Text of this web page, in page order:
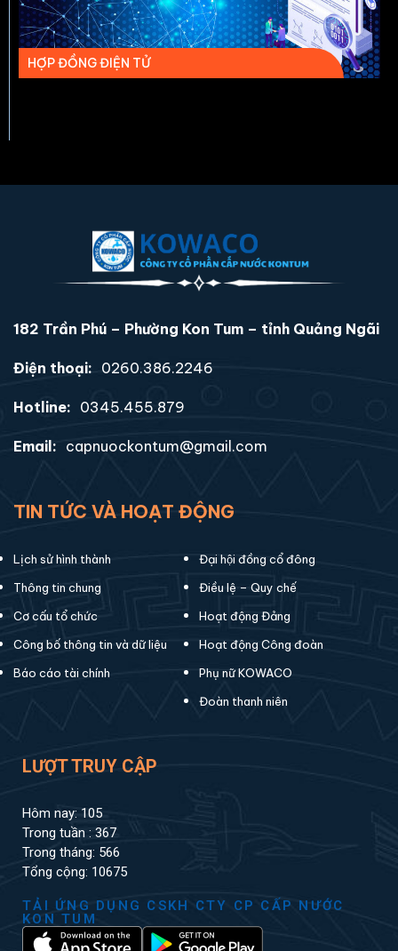
HỢP ĐỒNG ĐIỆN TỬ
182 Trần Phú – Phường Kon Tum – tỉnh Quảng Ngãi
Điện thoại: 0260.386.2246
Hotline: 0345.455.879
Email: capnuockontum@gmail.com
TIN TỨC VÀ HOẠT ĐỘNG
Lịch sử hình thành
Thông tin chung
Cơ cấu tổ chức
Công bố thông tin và dữ liệu
Báo cáo tài chính
Đại hội đồng cổ đông
Điều lệ – Quy chế
Hoạt động Đảng
Hoạt động Công đoàn
Phụ nữ KOWACO
Đoàn thanh niên
LƯỢT TRUY CẬP
Hôm nay: 105
Trong tuần : 367
Trong tháng: 566
Tổng cộng: 10675
TẢI ỨNG DỤNG CSKH CTY CP CẤP NƯỚC
KON TUM